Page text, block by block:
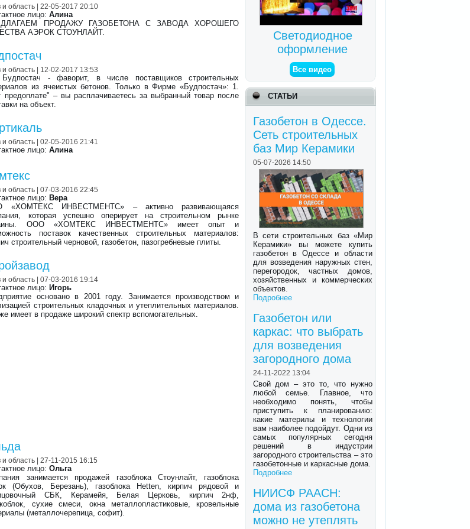
Светодиодное
оформление
Все видео
СТАТЬИ
Газобетон в Одессе.
Сеть строительных
баз Мир Керамики
05-07-2026 14:50
В сети строительных баз «Мир
Керамики» вы можете купить
газобетон в Одессе и области
для возведения наружных стен,
перегородок, частных домов,
хозяйственных и коммерческих
объектов.
Подробнее
Газобетон или
каркас: что выбрать
для возведения
загородного дома
24-11-2022 13:04
Свой дом – это то, что нужно
любой семье. Главное, что
необходимо понять, чтобы
приступить к планированию:
какие материлы и технологии
вам наиболее подойдут. Одни из
самых популярных сегодня
решений в индустрии
загородного строительства – это
газобетонные и каркасные дома.
Подробнее
НИИСФ РААСН:
дома из газобетона
можно не утеплять
и область | 22-05-2017 20:10
лицо:Алина
ПРОДАЖУ ГАЗОБЕТОНА С ЗАВОДА ХОРОШЕГО
АЭРОК СТОУНЛАЙТ.
и область | 12-02-2017 13:53
- фаворит, в числе поставщиков строительных
из ячеистых бетонов. Только в Фирме «Будпостач»: 1.
предоплате" – вы расплачиваетесь за выбранный товар после
на объект.
и область | 02-05-2016 21:41
лицо:Алина
и область | 07-03-2016 22:45
лицо: Вера
«ХОМТЕКС ИНВЕСТМЕНТС» – активно развивающаяся
которая успешно оперирует на строительном рынке
ООО «ХОМТЕКС ИНВЕСТМЕНТС» имеет опыт и
поставок качественных строительных материалов:
строительный черновой, газобетон, пазогребневые плиты.
и область | 07-03-2016 19:14
лицо: Игорь
основано в 2001 году. Занимается производством и
строительных кладочных и утеплительных материалов.
имеет в продаже широкий спектр вспомогательных.
и область | 27-11-2015 16:15
лицо:Ольга
занимается продажей газоблока Стоунлайт, газоблока
(Обухов, Березань), газоблока Hetten, кирпич рядовой и
СБК, Керамейя, Белая Церковь, кирпич 2нф,
сухие смеси, окна металлопластиковые, кровельные
(металлочерепица, софит).